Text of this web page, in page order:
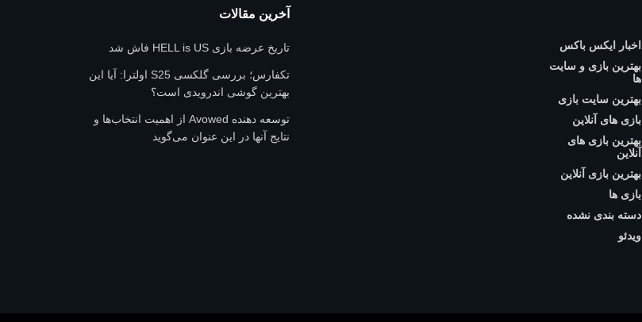
اخبار ایکس باکس
بهترین بازی و سایت
ها
بهترین سایت بازی
بازی های آنلاین
بهترین بازی های
آنلاین
بهترین بازی آنلاین
بازی ها
دسته بندی نشده
ویدئو
آخرین مقالات
تاریخ عرضه بازی HELL is US فاش شد
تکفارس؛ بررسی گلکسی S25 اولترا: آیا این
بهترین گوشی اندرویدی است؟
توسعه دهنده Avowed از اهمیت انتخاب‌ها و
نتایج آنها در این عنوان می‌گوید